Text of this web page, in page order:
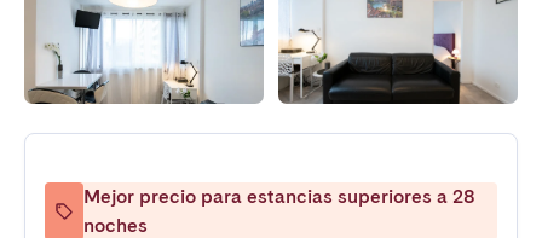
Mejor precio para estancias superiores a 28
noches